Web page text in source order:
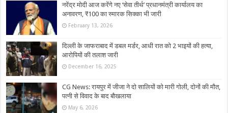
नरेंद्र मोदी आज करेंगे नए ‘सेवा तीर्थ’ प्रधानमंत्री कार्यालय का
अनावरण, ₹100 का स्मारक सिक्का भी जारी
February 13, 2026
दिल्ली के जाफराबाद में डबल मर्डर, आधी रात को 2 भाइयों की हत्या,
आरोपियों की तलाश जारी
December 16, 2025
CG News: रायपुर में जीजा ने दो सालियों को मारी गोली, दोनों की मौत,
पत्नी से विवाद के बाद बौखलाया
May 6, 2026